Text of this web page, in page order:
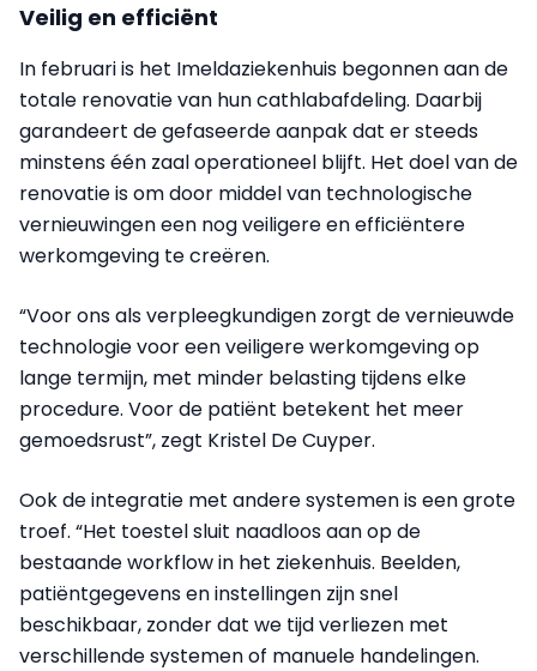
Veilig en efficiënt
In februari is het Imeldaziekenhuis begonnen aan de
totale renovatie van hun cathlabafdeling. Daarbij
garandeert de gefaseerde aanpak dat er steeds
minstens één zaal operationeel blijft. Het doel van de
renovatie is om door middel van technologische
vernieuwingen een nog veiligere en efficiëntere
werkomgeving te creëren.
“Voor ons als verpleegkundigen zorgt de vernieuwde
technologie voor een veiligere werkomgeving op
lange termijn, met minder belasting tijdens elke
procedure. Voor de patiënt betekent het meer
gemoedsrust”, zegt Kristel De Cuyper.
Ook de integratie met andere systemen is een grote
troef. “Het toestel sluit naadloos aan op de
bestaande workflow in het ziekenhuis. Beelden,
patiëntgegevens en instellingen zijn snel
beschikbaar, zonder dat we tijd verliezen met
verschillende systemen of manuele handelingen.